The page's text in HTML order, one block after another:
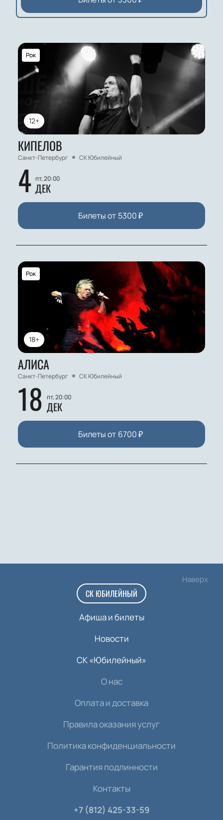
12+
Рок
КИПЕЛОВ
Санкт-Петербург СК Юбилейный
4 пт, 20:00
ДЕК
Билеты от 5300₽
18+
Рок
АЛИСА
Санкт-Петербург СК Юбилейный
18 пт, 20:00
ДЕК
Билеты от 6700₽
Наверх
СК ЮБИЛЕЙНЫЙ
Афиша и билеты
Новости
СК «Юбилейный»
О нас
Оплата и доставка
Правила оказания услуг
Политика конфиденциальности
Гарантия подлинности
Контакты
+7 (812) 425-33-59